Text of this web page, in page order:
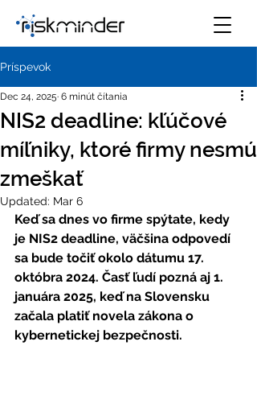
Príspevok
NIS2 deadline: kľúčové
míľniky, ktoré firmy nesmú
zmeškať
Dec 24, 2025 6 minút čítania
Updated: Mar 6
Keď sa dnes vo firme spýtate, kedy
je NIS2 deadline, väčšina odpovedí
sa bude točiť okolo dátumu 17.
októbra 2024. Časť ľudí pozná aj 1.
januára 2025, keď na Slovensku
začala platiť novela zákona o
kybernetickej bezpečnosti.